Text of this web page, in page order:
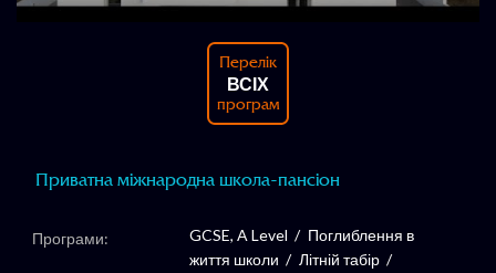
Перелік
ВСІХ
програм
Приватна міжнародна школа-пансіон
Програми: GCSE, A Level
Поглиблення в
життя школи
Літній табір